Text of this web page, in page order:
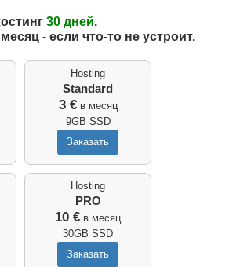
30 дней.
- если что-то не устроит.
Hosting
Standard
3 €в месяц
9GB SSD
Hosting
PRO
10 € в месяц
30GB SSD